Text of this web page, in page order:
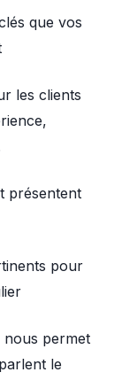
que vos
les clients
présentent
pour
nous permet
le